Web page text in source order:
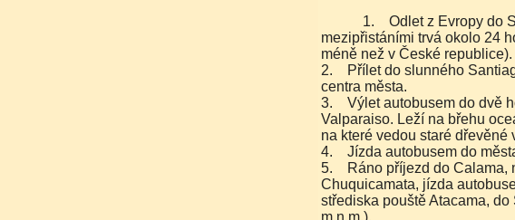
1. Odlet z Evropy do Santiago de Chile (let i s
mezipřistáními trvá okolo 24
méně než v České republice).
2. Přílet do slunného
centra města.
3. Výlet autobusem do dvě
Valparaiso. Leží na břehu
na které vedou staré dřevěné
4. Jízda autobusem do
5. Ráno příjezd do Calama,
Chuquicamata, jízda
střediska pouště Atacama,
m.n.m.).